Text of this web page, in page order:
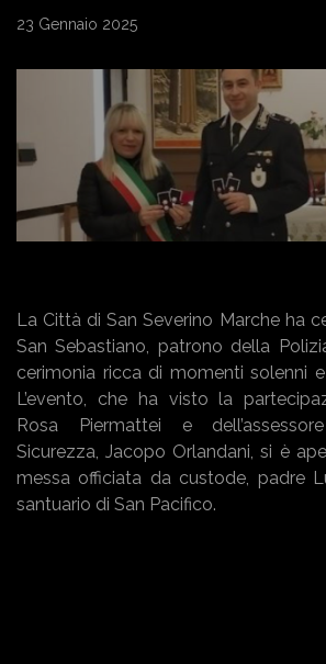
23 Gennaio 2025
La Città di San Severino Marche ha
San Sebastiano, patrono della
cerimonia ricca di momenti solenni
L’evento, che ha visto la
Rosa Piermattei e
Sicurezza, Jacopo Orlandani, si è
messa officiata da custode, padre
santuario di San Pacifico.